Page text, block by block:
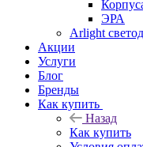
ЭРА
Arlight
Акции
Услуги
Блог
Бренды
Как купить
Назад
Как купить